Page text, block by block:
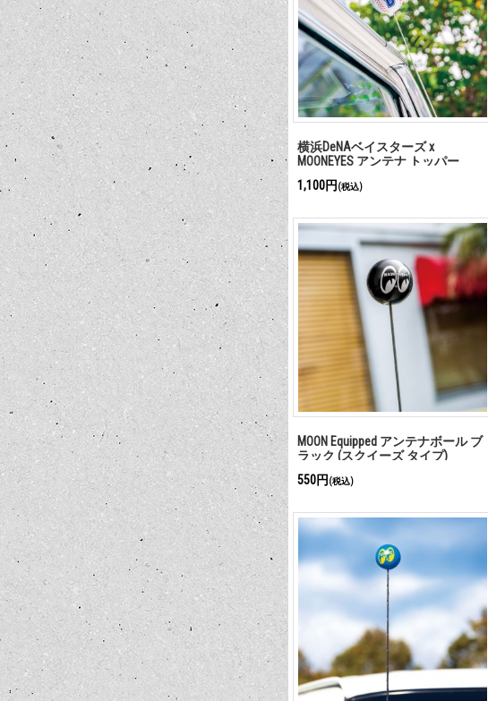
横浜DeNAベイスターズ x
MOONEYES アンテナ トッパー
1,100円 (税込)
MOON Equipped アンテナボール ブ
ラック (スクイーズ タイプ)
550円 (税込)